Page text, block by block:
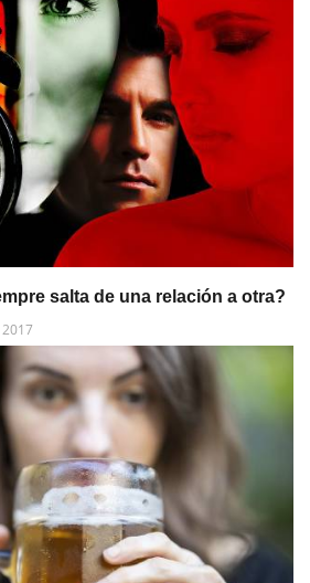
salta de una relación a otra?